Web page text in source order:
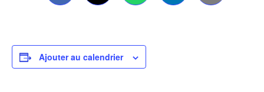
Ajouter au calendrier